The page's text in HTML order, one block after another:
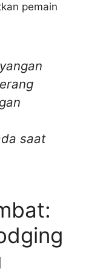
pemain
saat